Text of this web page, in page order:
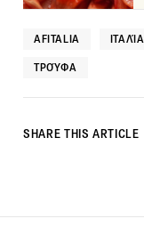
AFITALIA ΙΤΑΛΊΑ
ΤΡΟΎΦΑ
SHARE THIS ARTICLE